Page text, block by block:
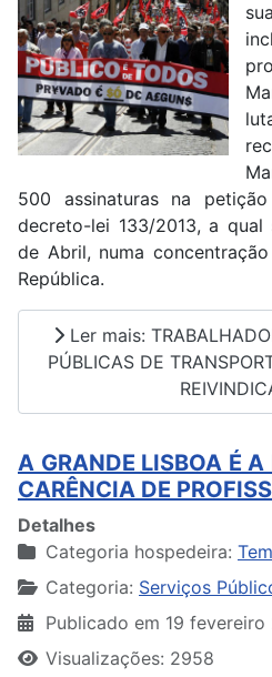
500 assinaturas na
decreto-lei 133/2013, a
de Abril, numa
República.
Ler mais:
PÚBLICAS DE
A GRANDE LISBOA É
CARÊNCIA DE
Detalhes
Categoria hospedeira:
Categoria: Serviços
Publicado em 19 fevereiro
Visualizações: 2958